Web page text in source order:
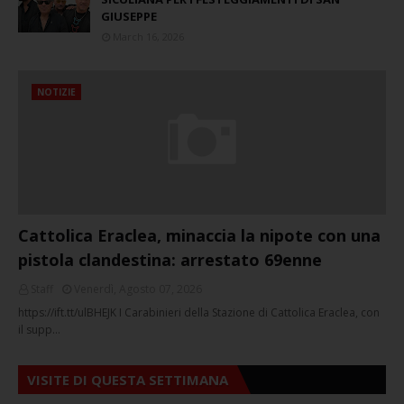
GIUSEPPE
NOTIZIE
Cattolica Eraclea, minaccia la nipote con una
pistola clandestina: arrestato 69enne
https://ift.tt/ulBHEJK I Carabinieri della Stazione di Cattolica Eraclea, con
il supp…
VISITE DI QUESTA SETTIMANA